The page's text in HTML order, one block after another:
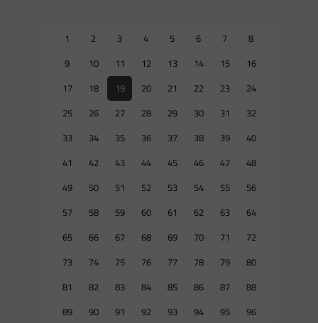
1 2 3 4 5 6 7
8
9
10 11 12 13 14 15
16
17
18 19 20 21 22 23
24
25
26 27 28 29 30 31
32
33
34 35 36 37 38 39
40
41
42 43 44 45 46 47
48
49
50 51 52 53 54 55
56
57
58 59 60 61 62 63
64
65
66 67 68 69 70 71
72
73
74 75 76 77 78 79
80
81
82 83 84 85 86 87
88
89
90 91 92 93 94 95
96